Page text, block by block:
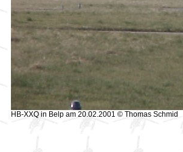
HB-XXQ in Belp am 20.02.2001 © Thomas Schmid